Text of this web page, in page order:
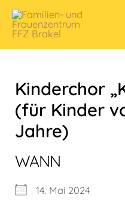
Zum
Inhalt
Kinderchor
(für Kinder
Jahre)
WANN
14. Mai 2024